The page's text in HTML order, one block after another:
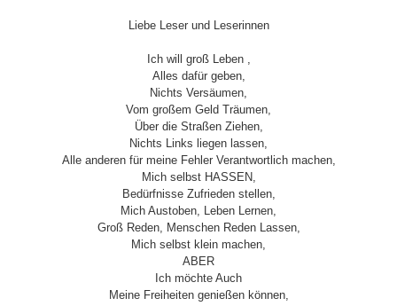
Liebe Leser und Leserinnen
Ich will groß Leben ,
Alles dafür geben,
Nichts Versäumen,
Vom großem Geld Träumen,
Über die Straßen Ziehen,
Nichts Links liegen lassen,
Alle anderen für meine Fehler Verantwortlich machen,
Mich selbst HASSEN,
Bedürfnisse Zufrieden stellen,
Mich Austoben, Leben Lernen,
Groß Reden, Menschen Reden Lassen,
Mich selbst klein machen,
ABER
Ich möchte Auch
Meine Freiheiten genießen können,